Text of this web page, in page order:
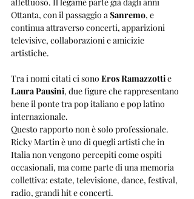
Ottanta, con il passaggio a Sanremo, e
continua attraverso concerti, apparizioni
televisive, collaborazioni e amicizie
artistiche.
Tra i nomi citati ci sono Eros Ramazzotti e
Laura Pausini, due figure che rappresentano
bene il ponte tra pop italiano e pop latino
internazionale.
Questo rapporto non è solo professionale.
Ricky Martin è uno di quegli artisti che in
Italia non vengono percepiti come ospiti
occasionali, ma come parte di una memoria
collettiva: estate, televisione, dance, festival,
radio, grandi hit e concerti.